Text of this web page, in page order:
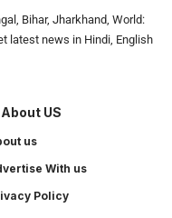
Bihar, Jharkhand, World:
latest news in Hindi, English
About US
us
With us
Policy